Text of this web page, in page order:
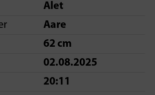
Alet
Aare
62 cm
02.08.2025
20:11